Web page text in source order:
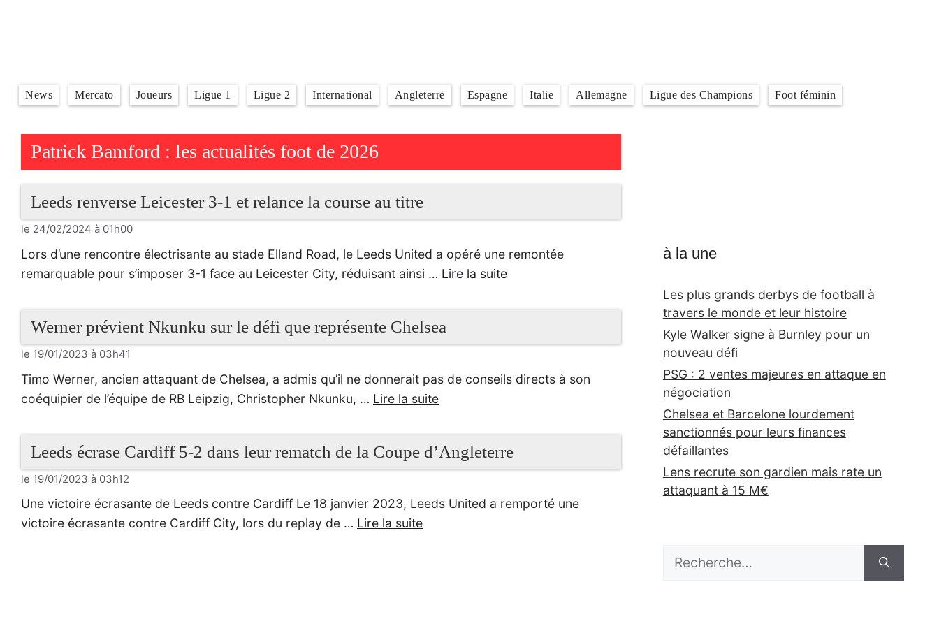
News Mercato Joueurs Ligue 1 Ligue 2 International Angleterre Espagne Italie Allemagne Ligue des Champions Foot féminin
Patrick Bamford : les actualités foot de 2026
Leeds renverse Leicester 3-1 et relance la course au titre
le 24/02/2024 à 01h00
Lors d’une rencontre électrisante au stade Elland Road, le Leeds United a opéré une remontée
remarquable pour s’imposer 3-1 face au Leicester City, réduisant ainsi … Lire la suite
Werner prévient Nkunku sur le défi que représente Chelsea
le 19/01/2023 à 03h41
Timo Werner, ancien attaquant de Chelsea, a admis qu’il ne donnerait pas de conseils directs à son
coéquipier de l’équipe de RB Leipzig, Christopher Nkunku, … Lire la suite
Leeds écrase Cardiff 5-2 dans leur rematch de la Coupe d’Angleterre
le 19/01/2023 à 03h12
Une victoire écrasante de Leeds contre Cardiff Le 18 janvier 2023, Leeds United a remporté une
victoire écrasante contre Cardiff City, lors du replay de … Lire la suite
à la une
Les plus grands derbys de football à
travers le monde et leur histoire
Kyle Walker signe à Burnley pour un
nouveau défi
PSG : 2 ventes majeures en attaque en
négociation
Chelsea et Barcelone lourdement
sanctionnés pour leurs finances
défaillantes
Lens recrute son gardien mais rate un
attaquant à 15 M€